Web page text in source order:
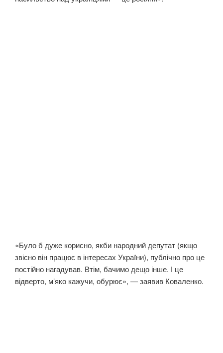
«Було б дуже корисно, якби народний депутат (якщо
звісно він працює в інтересах України), публічно про це
постійно нагадував. Втім, бачимо дещо інше. І це
відверто, м’яко кажучи, обурює», — заявив Коваленко.